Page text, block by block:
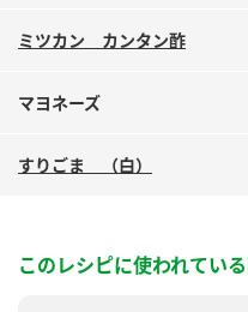
ミツカン カンタン酢
マヨネーズ
すりごま （白）
このレシピに使われてい